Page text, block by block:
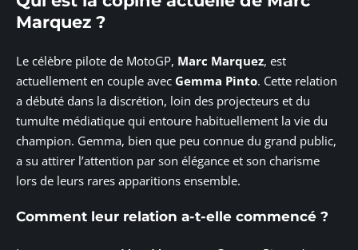
Marquez ?
Le célèbre pilote de MotoGP, Marc Marquez, est
actuellement en couple avec Gemma Pinto. Cette relation
a débuté dans la discrétion, loin des projecteurs et du
tumulte médiatique qui entoure habituellement la vie du
champion. Gemma, bien que peu connue du grand public,
a su attirer l’attention par son élégance et son charisme
lors de leurs rares apparitions ensemble.
Comment leur relation a-t-elle commencé ?